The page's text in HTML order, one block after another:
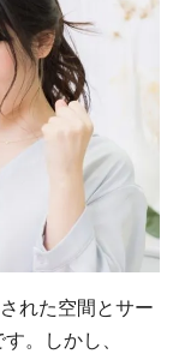
れた空間とサー
。しかし、